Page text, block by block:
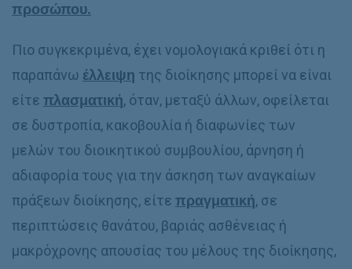
προσώπου.
Πιο συγκεκριμένα, έχει νομολογιακά κριθεί ότι η
παραπάνω έλλειψη της διοίκησης μπορεί να είναι
είτε πλασματική, όταν, μεταξύ άλλων, οφείλεται
σε δυστροπία, κακοβουλία ή διαφωνίες των
μελών του διοικητικού συμβουλίου, άρνηση ή
αδιαφορία τους για την άσκηση των αναγκαίων
πράξεων διοίκησης, είτε πραγματική, σε
περιπτώσεις θανάτου, βαριάς ασθένειας ή
μακρόχρονης απουσίας του μέλους της διοίκησης,